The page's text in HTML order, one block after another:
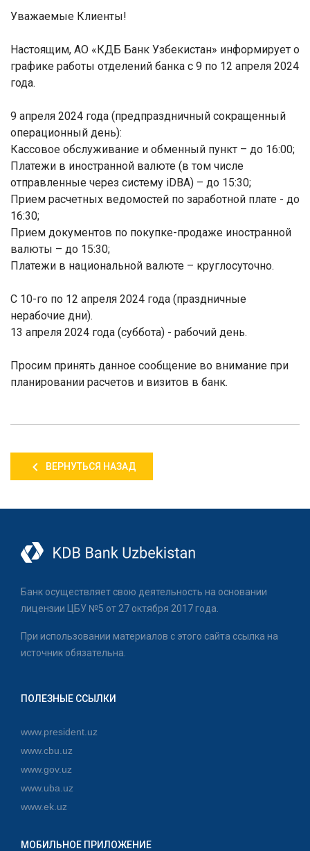
Уважаемые Клиенты!
Настоящим, АО «КДБ Банк Узбекистан» информирует о
графике работы отделений банка c 9 по 12 апреля 2024
года.
9 апреля 2024 года (предпраздничный сокращенный
операционный день):
Кассовое обслуживание и обменный пункт – до 16:00;
Платежи в иностранной валюте (в том числе
отправленные через систему iDBA) – до 15:30;
Прием расчетных ведомостей по заработной плате - до
16:30;
Прием документов по покупке-продаже иностранной
валюты – до 15:30;
Платежи в национальной валюте – круглосуточно.
C 10-го по 12 апреля 2024 года (праздничные
нерабочие дни).
13 апреля 2024 года (суббота) - рабочий день.
Просим принять данное сообщение во внимание при
планировании расчетов и визитов в банк.
ВЕРНУТЬСЯ НАЗАД
Банк осуществляет свою деятельность на основании
лицензии ЦБУ №5 от 27 октября 2017 года.
При использовании материалов с этого сайта ссылка на
источник обязательна.
ПОЛЕЗНЫЕ ССЫЛКИ
www.president.uz
www.cbu.uz
www.gov.uz
www.uba.uz
www.ek.uz
МОБИЛЬНОЕ ПРИЛОЖЕНИЕ